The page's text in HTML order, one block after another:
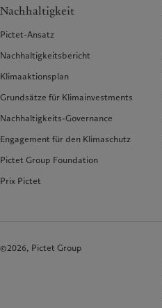
Nachhaltigkeit
Pictet-Ansatz
Nachhaltigkeitsbericht
Klimaaktionsplan
Grundsätze für Klimainvestments
Nachhaltigkeits-Governance
Engagement für den Klimaschutz
Pictet Group Foundation
Prix Pictet
©2026, Pictet Group